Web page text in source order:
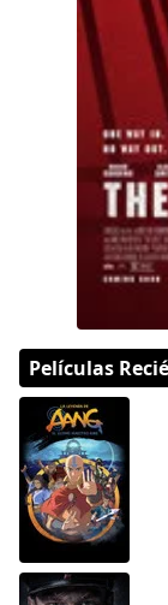
Peacock
Películas